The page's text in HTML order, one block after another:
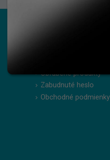
Obľúbené produkty
Zabudnuté heslo
Obchodné podmienky